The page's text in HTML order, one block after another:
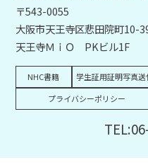
〒543-0055
大阪市天王寺区悲田院町10-
天王寺ＭｉＯ PKビル1F
NHC書籍 学生証用証明写真送
プライバシーポリシー